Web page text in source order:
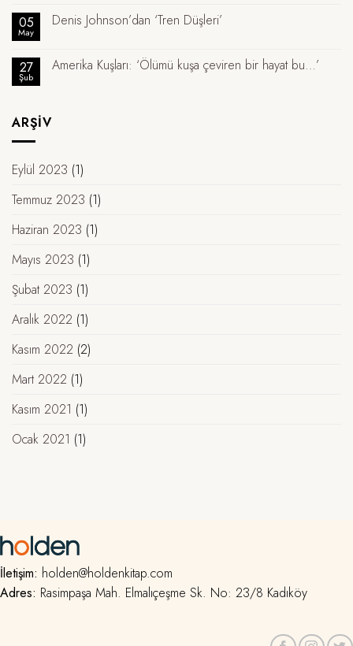
05
May
Denis Johnson’dan ‘Tren Düşleri’
27
Şub
Amerika Kuşları: ‘Ölümü kuşa çeviren bir hayat bu…’
ARŞIV
Eylül 2023 (1)
Temmuz 2023 (1)
Haziran 2023 (1)
Mayıs 2023 (1)
Şubat 2023 (1)
Aralık 2022 (1)
Kasım 2022 (2)
Mart 2022 (1)
Kasım 2021 (1)
Ocak 2021 (1)
İletişim: holden@holdenkitap.com
Adres: Rasimpaşa Mah. Elmalıçeşme Sk. No: 23/8 Kadıköy